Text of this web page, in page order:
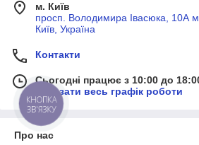
м. Київ
просп. Володимира Івасюка, 10А
Київ, Україна
Контакти
Сьогодні працює з 10:00 до
Показати весь графік роботи
Про нас
КНОПКА
ЗВ'ЯЗКУ